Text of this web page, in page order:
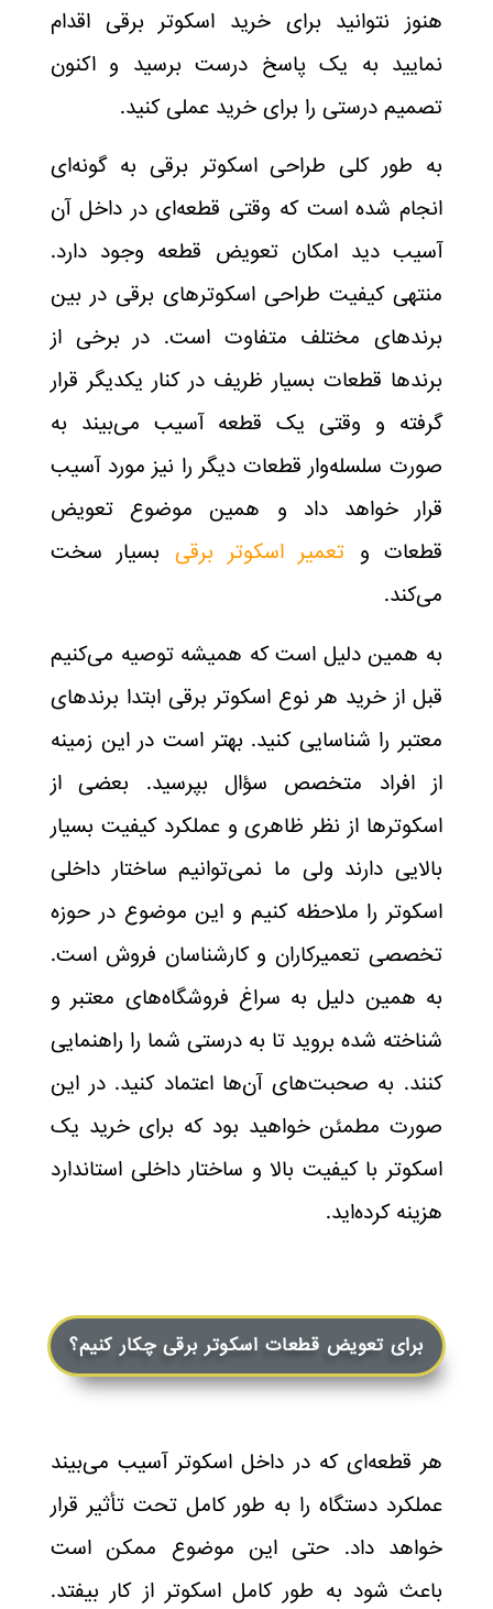
هنوز نتوانید برای خرید اسکوتر برقی اقدام
نمایید به یک پاسخ درست برسید و اکنون
تصمیم درستی را برای خرید عملی کنید.
به طور کلی طراحی اسکوتر برقی به گونه‌ای
انجام شده است که وقتی قطعه‌ای در داخل آن
آسیب دید امکان تعویض قطعه وجود دارد.
منتهی کیفیت طراحی اسکوتر‌های برقی در بین
برند‌های مختلف متفاوت است. در برخی از
برند‌ها قطعات بسیار ظریف در کنار یکدیگر قرار
گرفته و وقتی یک قطعه آسیب می‌بیند به
صورت سلسله‌وار قطعات دیگر را نیز مورد آسیب
قرار خواهد داد و همین موضوع تعویض
قطعات و تعمیر اسکوتر‌ برقی بسیار سخت
می‌کند.
به همین دلیل است که همیشه توصیه می‌کنیم
قبل از خرید هر نوع اسکوتر برقی ابتدا برند‌های
معتبر را شناسایی کنید. بهتر است در این زمینه
از افراد متخصص سؤال بپرسید. بعضی از
اسکوتر‌ها از نظر ظاهری و عملکرد کیفیت بسیار
بالایی دارند ولی ما نمی‌توانیم ساختار داخلی
اسکوتر را ملاحظه کنیم و این موضوع در حوزه
تخصصی تعمیرکاران و کارشناسان فروش است.
به همین دلیل به سراغ فروشگاه‌های معتبر و
شناخته شده بروید تا به درستی شما را راهنمایی
کنند. به صحبت‌های آن‌ها اعتماد کنید. در این
صورت مطمئن خواهید بود که برای خرید یک
اسکوتر با کیفیت بالا و ساختار داخلی استاندارد
هزینه کرده‌اید.
برای تعویض قطعات اسکوتر برقی چکار کنیم؟
هر قطعه‌ای که در داخل اسکوتر آسیب می‌بیند
عملکرد دستگاه را به طور کامل تحت تأثیر قرار
خواهد داد. حتی این موضوع ممکن است
باعث شود به طور کامل اسکوتر از کار بیفتد.